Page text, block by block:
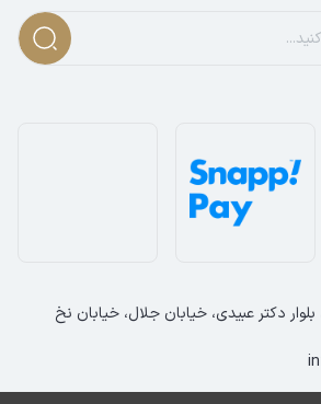
بلوار دکتر عبیدی، خیابان جلال، خیابان نخ